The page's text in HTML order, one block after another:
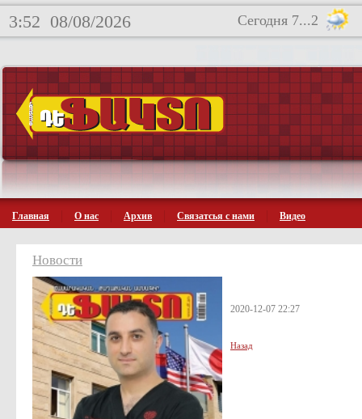
3:52 08/08/2026 Сегодня 7...2
Главная О нас Архив Связатсья с нами Видео
Новости
2020-12-07 22:27
Назад